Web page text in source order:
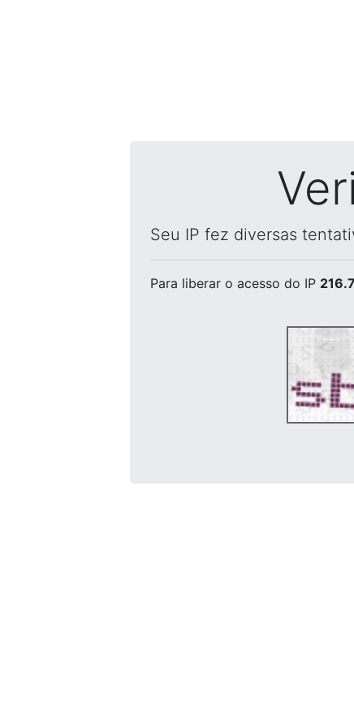
Seu IP fez diversas
Para liberar o acesso do IP